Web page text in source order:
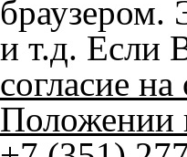
+7 (351)